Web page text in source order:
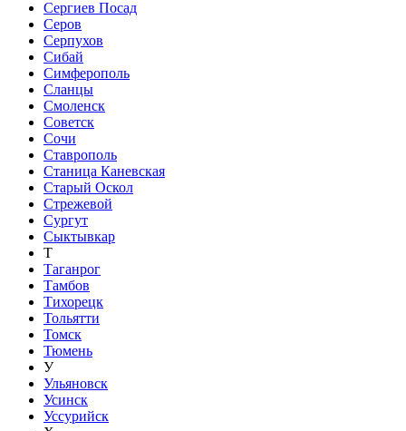
Сергиев Посад
Серов
Серпухов
Сибай
Симферополь
Сланцы
Смоленск
Советск
Сочи
Ставрополь
Станица Каневская
Старый Оскол
Стрежевой
Сургут
Сыктывкар
Т
Таганрог
Тамбов
Тихорецк
Тольятти
Томск
Тюмень
У
Ульяновск
Усинск
Уссурийск